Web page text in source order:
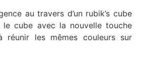
au travers d’un rubik’s cube
le cube avec la nouvelle touche
les mêmes couleurs sur